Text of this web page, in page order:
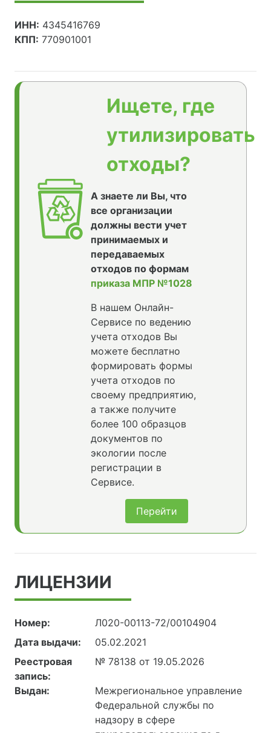
ИНН: 4345416769
КПП: 770901001
Ищете, где
утилизировать
отходы?
А знаете ли Вы, что
все организации
должны вести учет
принимаемых и
передаваемых
отходов по формам
приказа МПР №1028
В нашем Онлайн-
Сервисе по ведению
учета отходов Вы
можете бесплатно
формировать формы
учета отходов по
своему предприятию,
а также получите
более 100 образцов
документов по
экологии после
регистрации в
Сервисе.
Перейти
ЛИЦЕНЗИИ
Номер:
Л020-00113-72/00104904
Дата выдачи:
05.02.2021
Реестровая
запись:
№ 78138 от 19.05.2026
Выдан:
Межрегиональное управление
Федеральной службы по
надзору в сфере